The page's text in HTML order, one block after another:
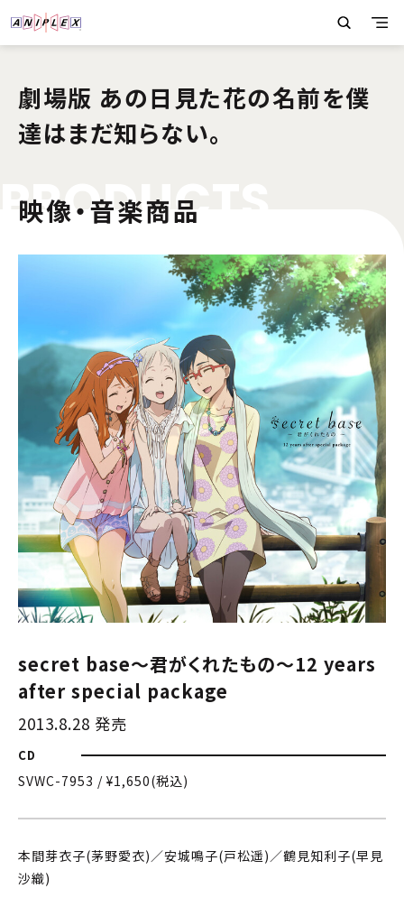
劇場版 あの日見た花の名前を僕
達はまだ知らない。
PRODUC
映像・音楽商品
secret base～君がくれたもの～12 years
after special package
2013.8.28 発売
CD
SVWC-7953 / ¥1,650(税込)
本間芽衣子(茅野愛衣)／安城鳴子(戸松遥)／鶴見知利子(早見
沙織)